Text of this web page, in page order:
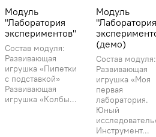
Модуль
"Лаборатория
экспериментов"
Состав модуля:
Развивающая
игрушка «Пипетки
с подставкой»
Развивающая
игрушка «Колбы...
Модуль
"Лаборатория
(демо)
Состав модуля:
Развивающая
игрушка «Моя
первая
лаборатория.
Юный
Инструмент...